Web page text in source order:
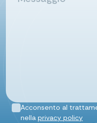
Acconsento al
nella privacy policy